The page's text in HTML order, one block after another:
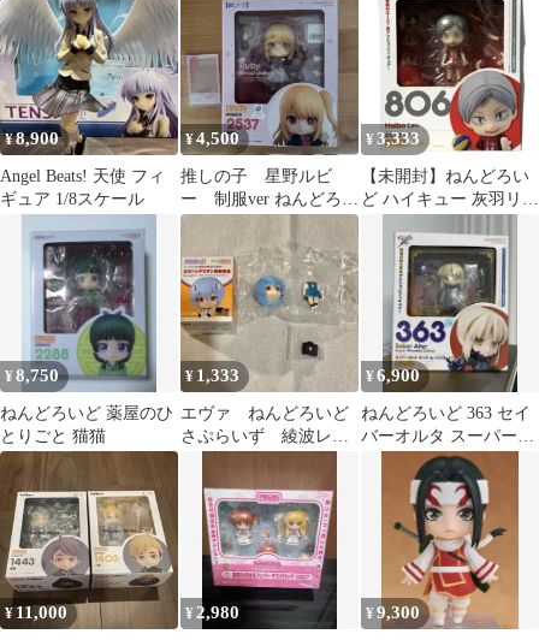
¥8,900
Angel Beats! 天使 フィ
ギュア 1/8スケール
¥4,500
推しの子 星野ルビ
ー 制服ver ねんどろい
ど
¥ 3,333
【未開封】ねんどろい
ど ハイキュー 灰羽リエ
ギュア
¥8,750
ねんどろいど 薬屋のひ
とりごと 猫猫
¥ 1,333
エヴァ ねんどろいど
さぷらいず 綾波レ
¥6,900
ねんどろいど 363 セイ
バーオルタ スーパーム
ーバブルエディション
¥11,000 ¥2,980 ¥9,300